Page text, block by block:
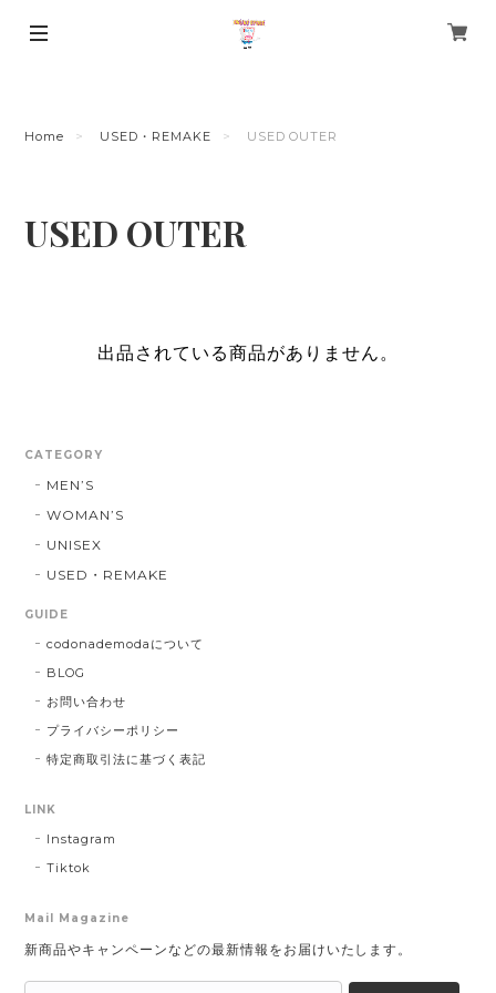
Home USED・REMAKE USED OUTER
USED OUTER
出品されている商品がありません。
CATEGORY
MEN’S
WOMAN’S
UNISEX
USED・REMAKE
GUIDE
codonademodaについて
BLOG
お問い合わせ
プライバシーポリシー
特定商取引法に基づく表記
LINK
Instagram
Tiktok
Mail Magazine
新商品やキャンペーンなどの最新情報をお届けいたします。